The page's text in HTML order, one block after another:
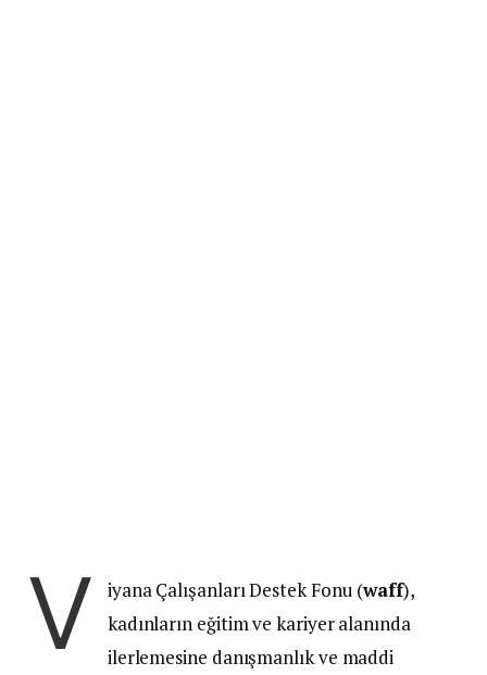
V iyana Çalışanları Destek Fonu (waff),
kadınların eğitim ve kariyer alanında
ilerlemesine danışmanlık ve maddi